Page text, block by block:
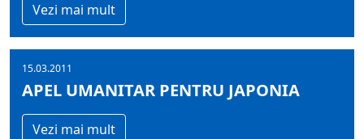
Vezi mai mult
15.03.2011
APEL UMANITAR PENTRU JAPONIA
Vezi mai mult